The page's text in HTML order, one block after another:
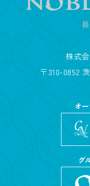
株式
〒310-0852
オ
グ